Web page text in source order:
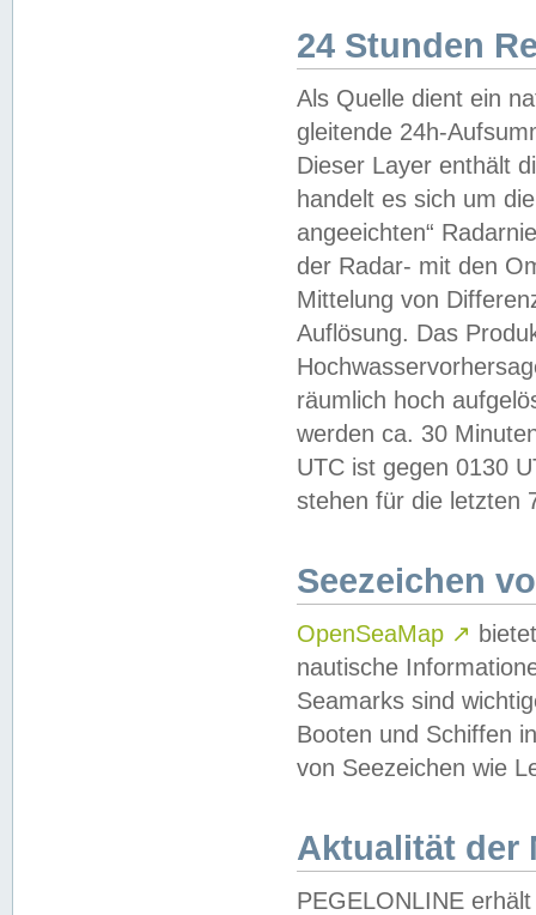
24 Stunden
Als Quelle dient ein
gleitende 24h-
Dieser Layer enthält
handelt es sich um
angeeichten“
der Radar- mit den
Mittelung von
Auflösung. Das
räumlich hoch
werden ca. 30
UTC ist gegen 0130
stehen für die letzten
Seezeichen
OpenSeaMap ↗
nautische
Seamarks sind
Booten und Schiffen
von Seezeichen wie
Aktualität der
PEGELONLINE